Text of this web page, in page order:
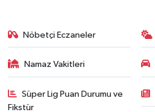
Nöbetçi Eczaneler
Namaz Vakitleri
Süper Lig Puan Durumu ve
Fikstür